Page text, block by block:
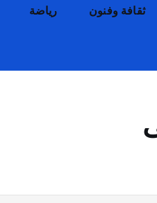
ثقافة وفنون رياضة
يوليو 30, 2026